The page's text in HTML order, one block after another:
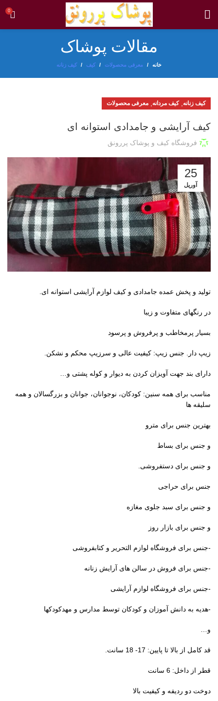
0
مقالات پوشاک
خانه معرفی محصولات کیف کیف زنانه
کیف زنانه ,کیف مردانه معرفی محصولات
کیف آرایشی و جامدادی استوانه ای
فروشگاه کیف و پوشاک پررونق
25
آوریل
تولید و پخش عمده جامدادی و کیف لوازم آرایشی استوانه ای.
در رنگهای متفاوت و زیبا
بسیار پرمخاطب و پرفروش و پرسود
زیپ دار. جنس زیپ: کیفیت عالی و سرزیپ محکم و نشکن.
دارای بند جهت آویزان کردن به دیوار و کوله پشتی و…
مناسب برای همه سنین: کودکان، نوجوانان، جوانان و بزرگسالان و همه
سلیقه ها
بهترین جنس برای مترو
و جنس برای بساط
و جنس برای دستفروشی.
جنس برای حراجی
و جنس برای سبد جلوی مغازه
و جنس برای بازار روز
-جنس برای فروشگاه لوازم التحریر و کتابفروشی
-جنس برای فروش در سالن های آرایش زنانه
-جنس برای فروشگاه لوازم آرایشی
-هدیه به دانش آموزان و کودکان توسط مدارس و مهدکودکها
و…
قد کامل از بالا تا پایین: 17- 18 سانت.
قطر از داخل: 6 سانت
دوخت دو ردیفه و کیفیت بالا